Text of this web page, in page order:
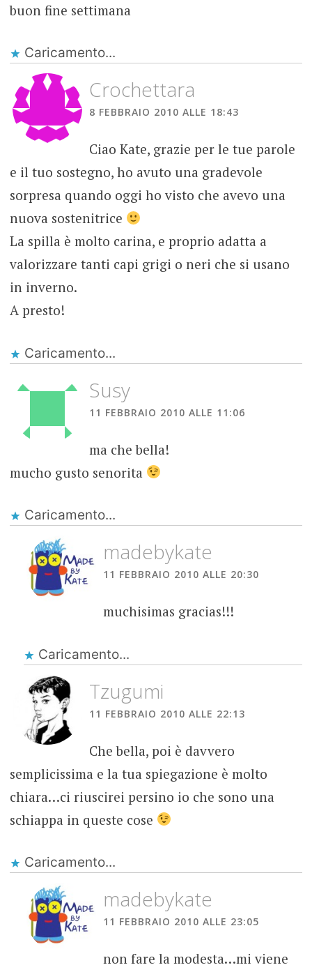
buon fine settimana
Caricamento...
Crochettara
8 FEBBRAIO 2010 ALLE 18:43
Ciao Kate, grazie per le tue parole
e il tuo sostegno, ho avuto una gradevole
sorpresa quando oggi ho visto che avevo una
nuova sostenitrice
La spilla è molto carina, e proprio adatta a
valorizzare tanti capi grigi o neri che si usano
in inverno.
A presto!
Caricamento...
Susy
11 FEBBRAIO 2010 ALLE 11:06
ma che bella!
mucho gusto senorita
Caricamento...
madebykate
11 FEBBRAIO 2010 ALLE 20:30
muchisimas gracias!!!
Caricamento...
Tzugumi
11 FEBBRAIO 2010 ALLE 22:13
Che bella, poi è davvero
semplicissima e la tua spiegazione è molto
chiara…ci riuscirei persino io che sono una
schiappa in queste cose
Caricamento...
madebykate
11 FEBBRAIO 2010 ALLE 23:05
non fare la modesta…mi viene